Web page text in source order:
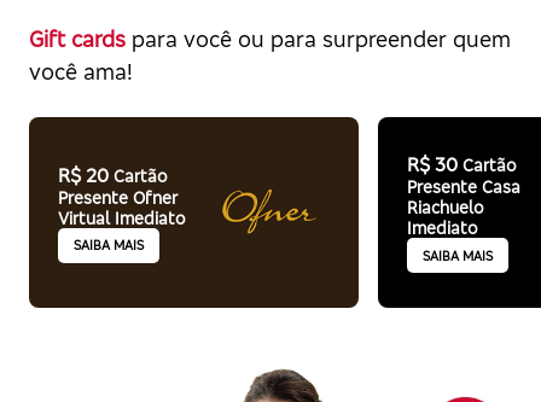
Gift cards para você ou para surpreender quem
você ama!
R$ 20 Cartão
Presente Ofner
Virtual Imediato
SAIBA MAIS
R$ 30 Cartão
Presente Casa
Riachuelo
Imediato
SAIBA MAIS